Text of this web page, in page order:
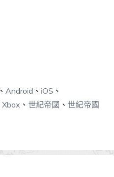
、 Android 、 iOS 、
Xbox 、 世紀帝國 、 世紀帝國